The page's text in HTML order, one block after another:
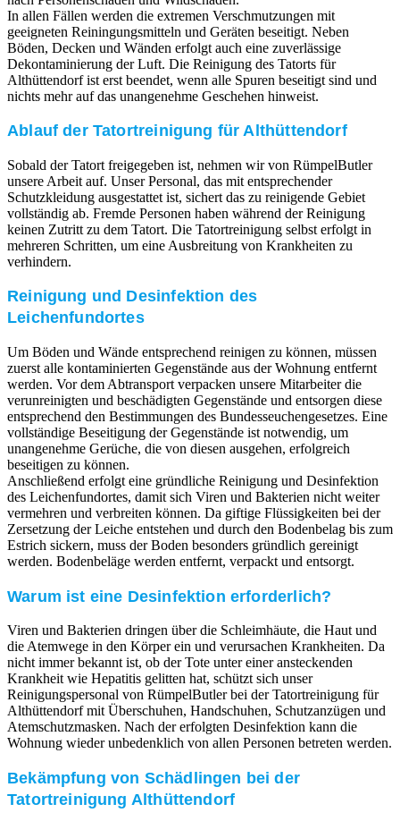
In allen Fällen werden die extremen Verschmutzungen mit
geeigneten Reiningungsmitteln und Geräten beseitigt. Neben
Böden, Decken und Wänden erfolgt auch eine zuverlässige
Dekontaminierung der Luft. Die Reinigung des Tatorts für
Althüttendorf ist erst beendet, wenn alle Spuren beseitigt sind und
nichts mehr auf das unangenehme Geschehen hinweist.
Ablauf der Tatortreinigung für Althüttendorf
Sobald der Tatort freigegeben ist, nehmen wir von RümpelButler
unsere Arbeit auf. Unser Personal, das mit entsprechender
Schutzkleidung ausgestattet ist, sichert das zu reinigende Gebiet
vollständig ab. Fremde Personen haben während der Reinigung
keinen Zutritt zu dem Tatort. Die Tatortreinigung selbst erfolgt in
mehreren Schritten, um eine Ausbreitung von Krankheiten zu
verhindern.
Reinigung und Desinfektion des
Leichenfundortes
Um Böden und Wände entsprechend reinigen zu können, müssen
zuerst alle kontaminierten Gegenstände aus der Wohnung entfernt
werden. Vor dem Abtransport verpacken unsere Mitarbeiter die
verunreinigten und beschädigten Gegenstände und entsorgen diese
entsprechend den Bestimmungen des Bundesseuchengesetzes. Eine
vollständige Beseitigung der Gegenstände ist notwendig, um
unangenehme Gerüche, die von diesen ausgehen, erfolgreich
beseitigen zu können.
Anschließend erfolgt eine gründliche Reinigung und Desinfektion
des Leichenfundortes, damit sich Viren und Bakterien nicht weiter
vermehren und verbreiten können. Da giftige Flüssigkeiten bei der
Zersetzung der Leiche entstehen und durch den Bodenbelag bis zum
Estrich sickern, muss der Boden besonders gründlich gereinigt
werden. Bodenbeläge werden entfernt, verpackt und entsorgt.
Warum ist eine Desinfektion erforderlich?
Viren und Bakterien dringen über die Schleimhäute, die Haut und
die Atemwege in den Körper ein und verursachen Krankheiten. Da
nicht immer bekannt ist, ob der Tote unter einer ansteckenden
Krankheit wie Hepatitis gelitten hat, schützt sich unser
Reinigungspersonal von RümpelButler bei der Tatortreinigung für
Althüttendorf mit Überschuhen, Handschuhen, Schutzanzügen und
Atemschutzmasken. Nach der erfolgten Desinfektion kann die
Wohnung wieder unbedenklich von allen Personen betreten werden.
Bekämpfung von Schädlingen bei der
Tatortreinigung Althüttendorf